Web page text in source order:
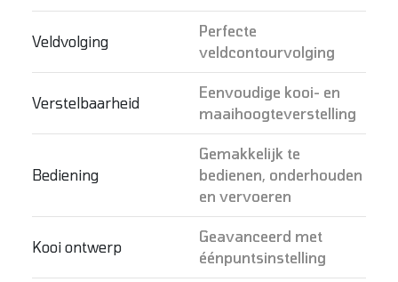
Veldvolging
Perfecte
veldcontourvolging
Verstelbaarheid
Eenvoudige kooi- en
maaihoogteverstelling
Bediening
Gemakkelijk te
bedienen, onderhouden
en vervoeren
Kooi ontwerp
Geavanceerd met
éénpuntsinstelling